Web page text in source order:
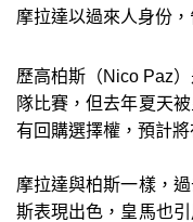
摩拉達以過來人身份
歷高柏斯（Nico Paz
隊比賽，但去年夏天
有回購選擇權，預計將
摩拉達與柏斯一樣，
斯表現出色，皇馬也